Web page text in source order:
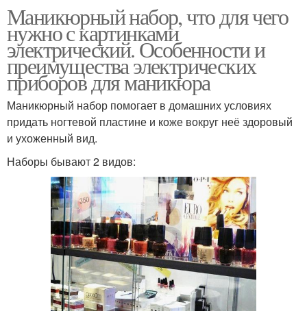
Маникюрный набор, что для чего
нужно с картинками
электрический. Особенности и
преимущества электрических
приборов для маникюра
Маникюрный набор помогает в домашних условиях
придать ногтевой пластине и коже вокруг неё здоровый
и ухоженный вид.
Наборы бывают 2 видов: